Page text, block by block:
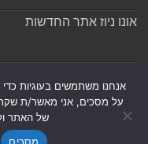
אונו ניוז אתר החדשות
אנחנו משתמשים בעוגיות
על מסכים, אני מאשר/ת
של האתר
מסכים